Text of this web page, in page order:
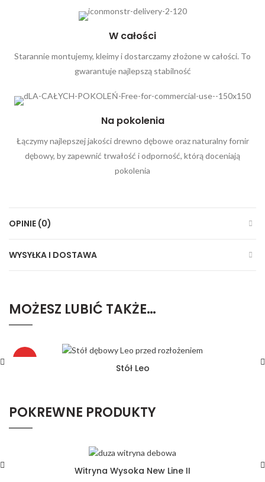
W całości
Starannie montujemy, kleimy i dostarczamy złożone w całości. To
gwarantuje najlepszą stabilność
Na pokolenia
Łączymy najlepszej jakości drewno dębowe oraz naturalny fornir
dębowy, by zapewnić trwałość i odporność, którą doceniają
pokolenia
OPINIE (0)
WYSYŁKA I DOSTAWA
MOŻESZ LUBIĆ TAKŻE…
HOT
Stół Leo
POKREWNE PRODUKTY
Witryna Wysoka New Line II